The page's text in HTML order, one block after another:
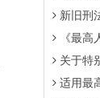
新旧刑
《最高
关于特
适用最